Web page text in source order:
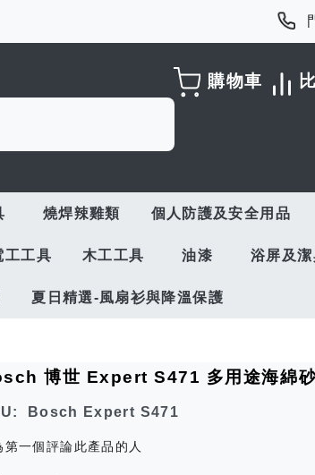
購物車
燒焊辣雞類 個人防護及安全用品
工工具 木工工具 油漆 浴屏及潔
夏日精選-風扇衫與降溫保護
博世 Expert S471 多用途海綿
Bosch Expert S471
第一個評論此產品的人